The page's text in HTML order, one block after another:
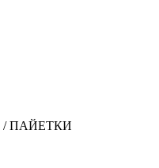
/ ПAЙЕТКИ